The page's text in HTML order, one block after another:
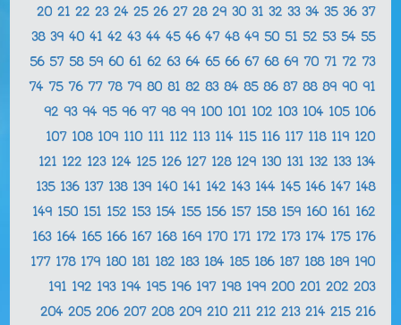
20 21 22 23 24 25 26 27 28 29 30 31 32 33 34 35 36 37
38 39 40 41 42 43 44 45 46 47 48 49 50 51 52 53 54 55
56 57 58 59 60 61 62 63 64 65 66 67 68 69 70 71 72 73
74 75 76 77 78 79 80 81 82 83 84 85 86 87 88 89 90 91
92 93 94 95 96 97 98 99 100 101 102 103 104 105 106
107 108 109 110 111 112 113 114 115 116 117 118 119 120
121 122 123 124 125 126 127 128 129 130 131 132 133 134
135 136 137 138 139 140 141 142 143 144 145 146 147 148
149 150 151 152 153 154 155 156 157 158 159 160 161 162
163 164 165 166 167 168 169 170 171 172 173 174 175 176
177 178 179 180 181 182 183 184 185 186 187 188 189 190
191 192 193 194 195 196 197 198 199 200 201 202 203
204 205 206 207 208 209 210 211 212 213 214 215 216